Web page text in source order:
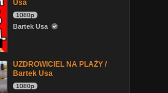
Usa
1080p
Bartek Usa
UZDROWICIEL NA PLAŻY /
Bartek Usa
1080p